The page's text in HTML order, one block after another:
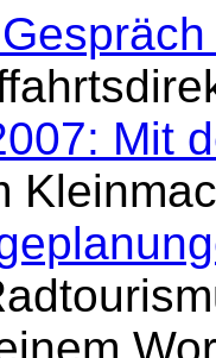
Mit